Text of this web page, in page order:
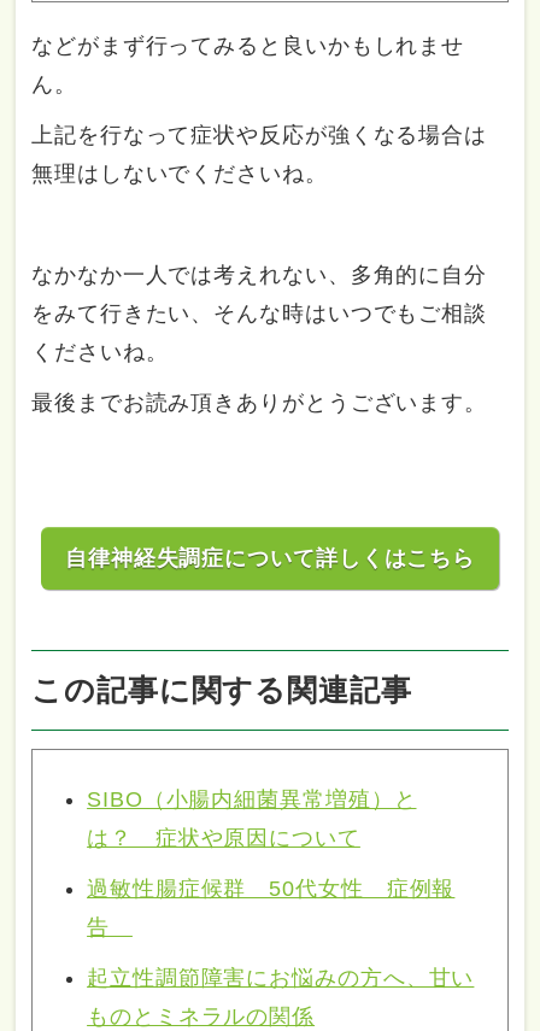
などがまず行ってみると良いかもしれませ
ん。
上記を行なって症状や反応が強くなる場合は
無理はしないでくださいね。
なかなか一人では考えれない、多角的に自分
をみて行きたい、そんな時はいつでもご相談
くださいね。
最後までお読み頂きありがとうございます。
自律神経失調症について詳しくはこちら
この記事に関する関連記事
SIBO（小腸内細菌異常増殖）と
は？ 症状や原因について
過敏性腸症候群 50代女性 症例報
告
起立性調節障害にお悩みの方へ、甘い
ものとミネラルの関係